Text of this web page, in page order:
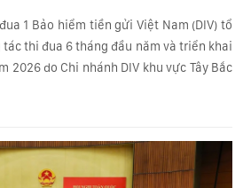
1 Bảo hiểm tiền gửi Việt Nam (DIV) tổ
thi đua 6 tháng đầu năm và triển khai
2026 do Chi nhánh DIV khu vực Tây Bắc